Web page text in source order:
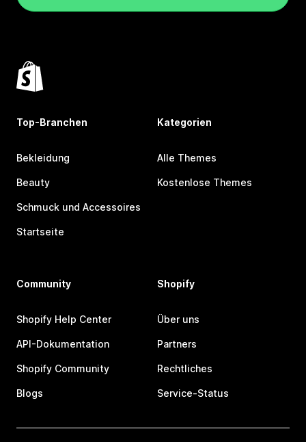
Top-Branchen
Bekleidung
Beauty
Schmuck und Accessoires
Startseite
Kategorien
Alle Themes
Kostenlose Themes
Community
Shopify Help Center
API-Dokumentation
Shopify Community
Blogs
Shopify
Über uns
Partners
Rechtliches
Service-Status